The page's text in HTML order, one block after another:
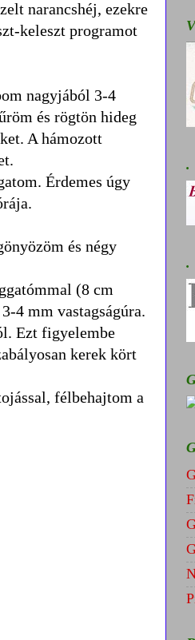
narancshéj, ezekre
keleszt programot
nagyjából 3-4
és rögtön hideg
A hámozott
Érdemes úgy
és négy
(8 cm
4 mm vastagságúra.
Ezt figyelembe
kerek kört
félbehajtom a
.
.